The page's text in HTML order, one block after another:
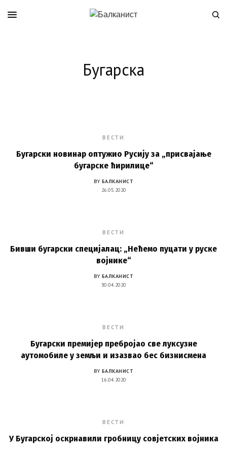
Бугарска
ВЕСТИ
Бугарски новинар оптужио Русију за „присвајање
бугарске ћирилице“
BY БАЛКАНИСТ
26.05.2020
ВЕСТИ
Бивши бугарски специјалац: „Нећемо пуцати у руске
војнике“
BY БАЛКАНИСТ
30.04.2020
ВЕСТИ
Бугарски премијер пребројао све луксузне
аутомобиле у земљи и изазвао бес бизнисмена
BY БАЛКАНИСТ
16.04.2020
ВЕСТИ
У Бугарској оскрнавили гробницу совјетских војника